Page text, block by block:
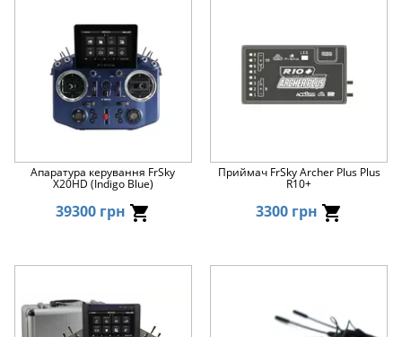
Апаратура керування FrSky
X20HD (Indigo Blue)
39300 грн
Приймач FrSky Archer Plus Plus
R10+
3300 грн